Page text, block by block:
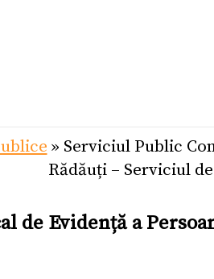
» Serviciul Public
Rădăuți – Serviciul
de Evidență a